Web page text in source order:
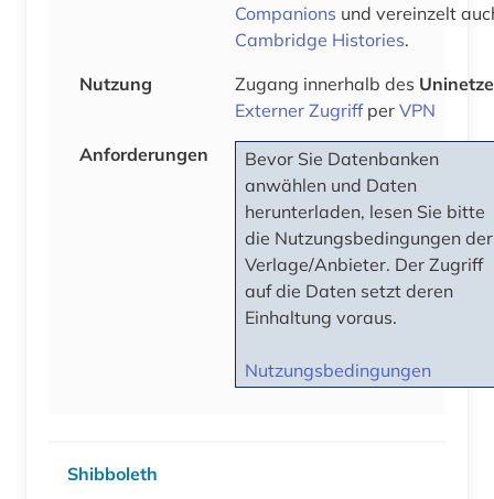
Companions und vereinzelt
Cambridge Histories.
Nutzung
Zugang innerhalb des
Externer Zugriffper VPN
Anforderungen
Bevor Sie Datenbanken
anwählen und Daten
herunterladen, lesen Sie bitte
die Nutzungsbedingungen der
Verlage/Anbieter. Der Zugriff
auf die Daten setzt deren
Einhaltung voraus.
Nutzungsbedingungen
Shibboleth